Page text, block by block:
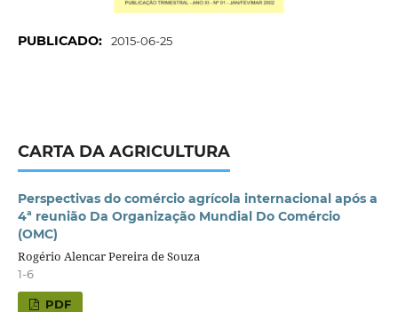
PUBLICADO: 2015-06-25
CARTA DA AGRICULTURA
Perspectivas do comércio agrícola internacional após a
4ª reunião Da Organização Mundial Do Comércio
(OMC)
Rogério Alencar Pereira de Souza
1-6
PDF